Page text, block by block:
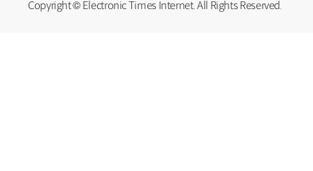
Copyright © Electronic Times Internet. All Rights Reserved.